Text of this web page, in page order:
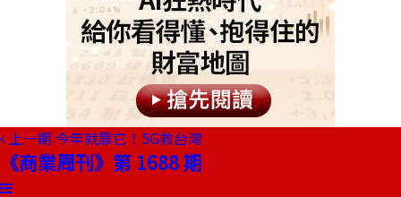
上一期 今年就靠它！5G救台灣
《商業周刊》第 1688 期